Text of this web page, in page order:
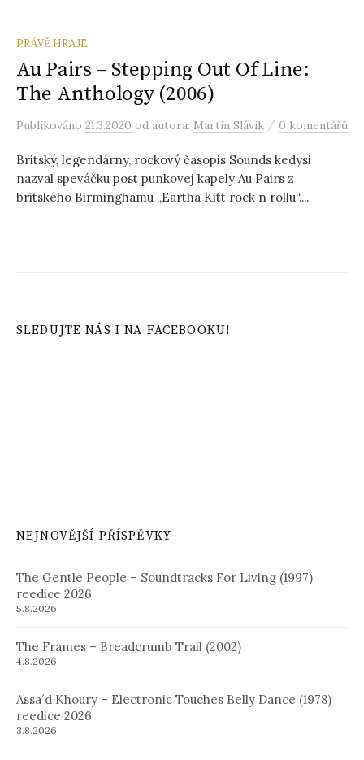
PRÁVĚ HRAJE
Au Pairs – Stepping Out Of Line:
The Anthology (2006)
Publikováno 21.3.2020 od autora: Martin Slávik / 0 komentářů
Britský, legendárny, rockový časopis Sounds kedysi
nazval speváčku post punkovej kapely Au Pairs z
britského Birminghamu „Eartha Kitt rock n rollu“....
SLEDUJTE NÁS I NA FACEBOOKU!
NEJNOVĚJŠÍ PŘÍSPĚVKY
The Gentle People – Soundtracks For Living (1997)
reedice 2026
5.8.2026
The Frames – Breadcrumb Trail (2002)
4.8.2026
Assa´d Khoury – Electronic Touches Belly Dance (1978)
reedice 2026
3.8.2026